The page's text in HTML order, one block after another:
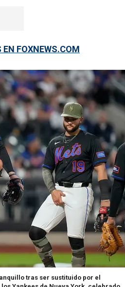
FOXNEWS.COM
tras ser sustituido por el